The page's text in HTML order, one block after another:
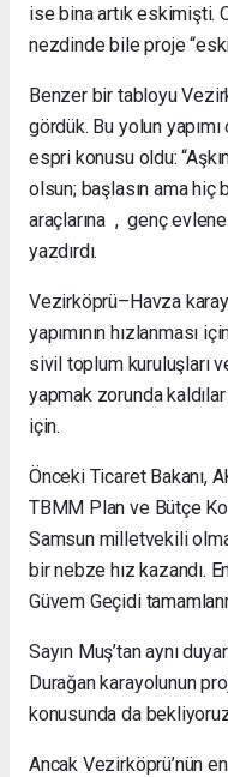
ise bina artık eskimişti.
nezdinde bile proje
Benzer bir tabloyu
gördük. Bu yolun
espri konusu oldu:
olsun; başlasın ama hiç
araçlarına , genç
yazdırdı.
Vezirköprü–Havza
yapımının hızlanması
sivil toplum kuruluşları
yapmak zorunda
için.
Önceki Ticaret Bakanı,
TBMM Plan ve Bütçe
Samsun milletvekili
bir nebze hız kazandı.
Güvem Geçidi
Sayın Muş’tan aynı
Durağan karayolunun
konusunda da
Ancak Vezirköprü’nün